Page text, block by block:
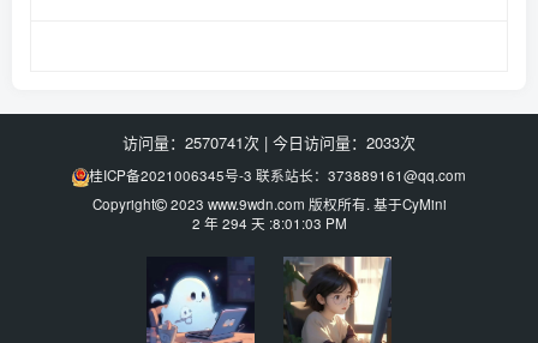
访问量：2570741次 | 今日访问量：2033次
桂ICP备2021006345号-3 联系站长：373889161@qq.com
Copyright
2023 www.9wdn.com 版权所有. 基于CyMini
2 年 294 天 :8:01:03 PM